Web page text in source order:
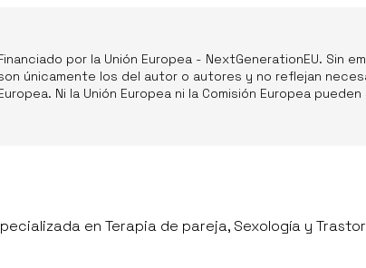
por la Unión Europea - NextGenerationEU. Sin
únicamente los del autor o autores y no reflejan
Ni la Unión Europea ni la Comisión Europea
en Terapia de pareja, Sexología y